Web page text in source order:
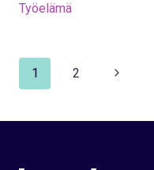
Työelämä
Sivunavigointi
1 2
Seuraava